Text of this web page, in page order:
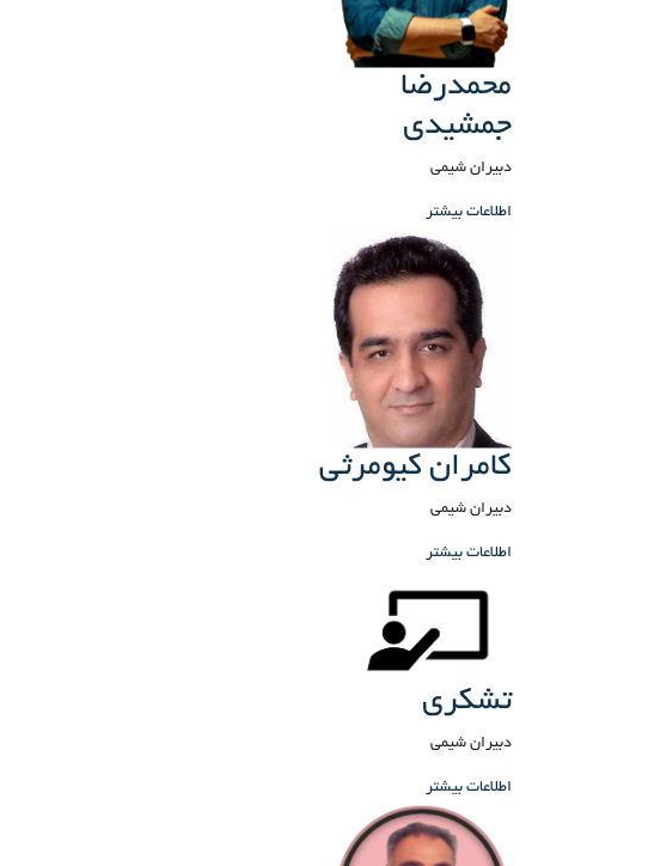
محمدرضا
جمشیدی
دبیران شیمی
اطلاعات بیشتر
کامران کیومرثی
دبیران شیمی
اطلاعات بیشتر
تشکری
دبیران شیمی
اطلاعات بیشتر